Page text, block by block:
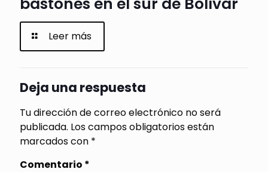
Leer más
Deja una respuesta
Tu dirección de correo electrónico no será
publicada. Los campos obligatorios están
marcados con *
Comentario *